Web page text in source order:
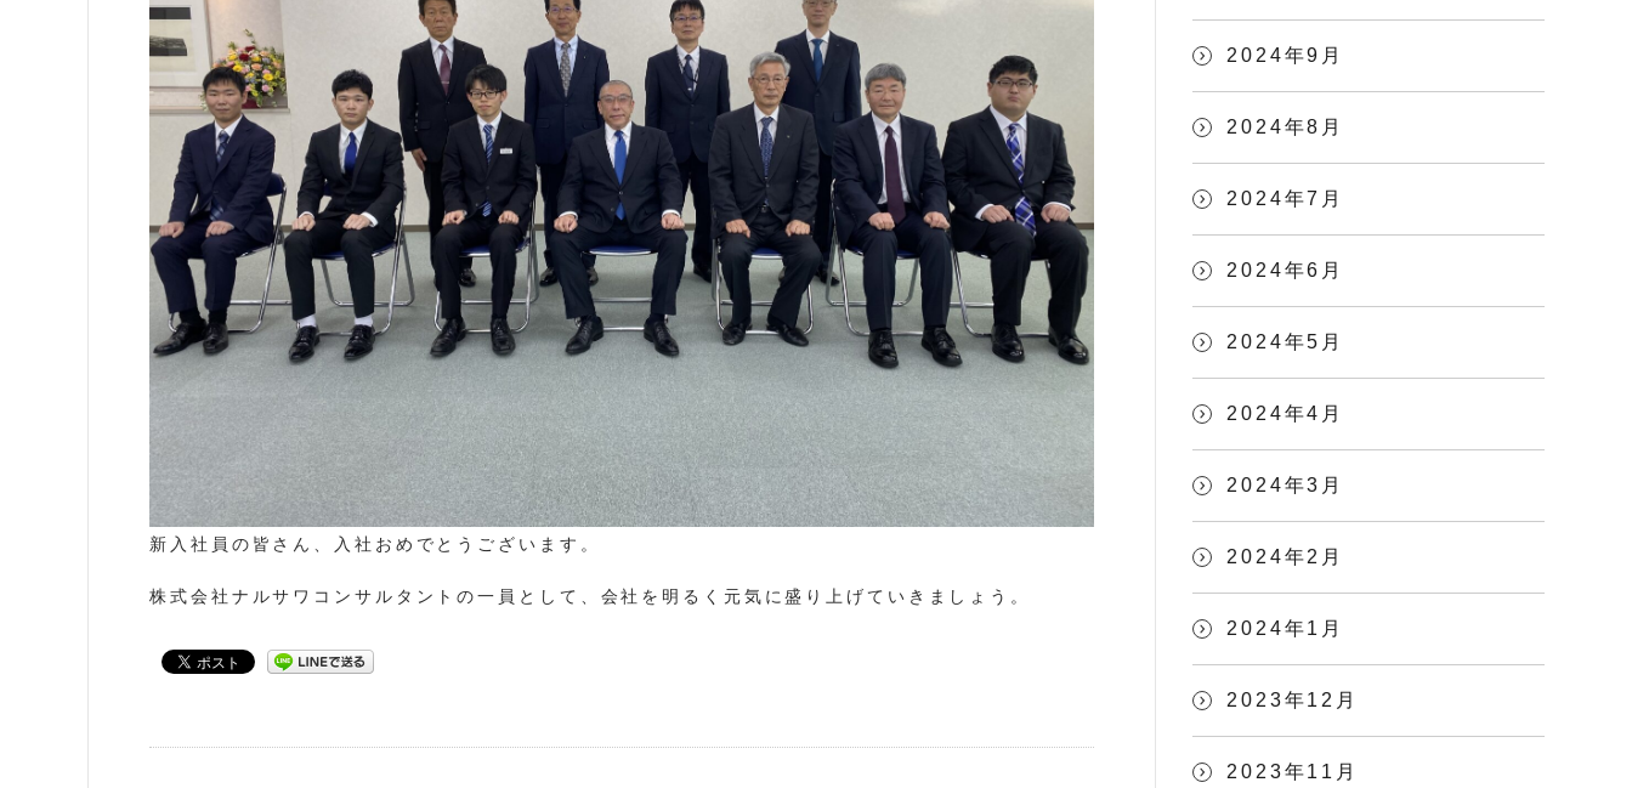
新入社員の皆さん、入社おめでとうございます。
株式会社ナルサワコンサルタントの一員として、会社を明るく元気に盛り上げていきましょう。
2024年9月
2024年8月
2024年7月
2024年6月
2024年5月
2024年4月
2024年3月
2024年2月
2024年1月
2023年12月
2023年11月